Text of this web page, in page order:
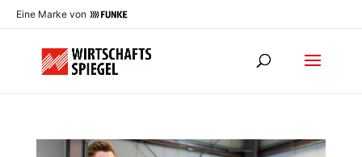
Eine Marke von